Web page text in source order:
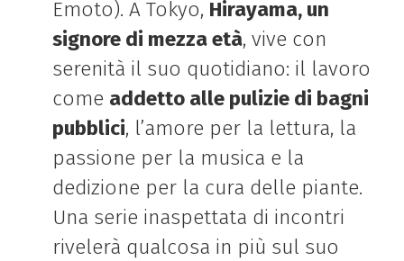
Emoto). A Tokyo, Hirayama, un
signore di mezza età, vive con
serenità il suo quotidiano: il lavoro
come addetto alle pulizie di bagni
pubblici, l’amore per la lettura, la
passione per la musica e la
dedizione per la cura delle piante.
Una serie inaspettata di incontri
rivelerà qualcosa in più sul suo